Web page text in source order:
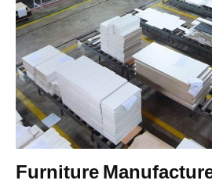
Furniture